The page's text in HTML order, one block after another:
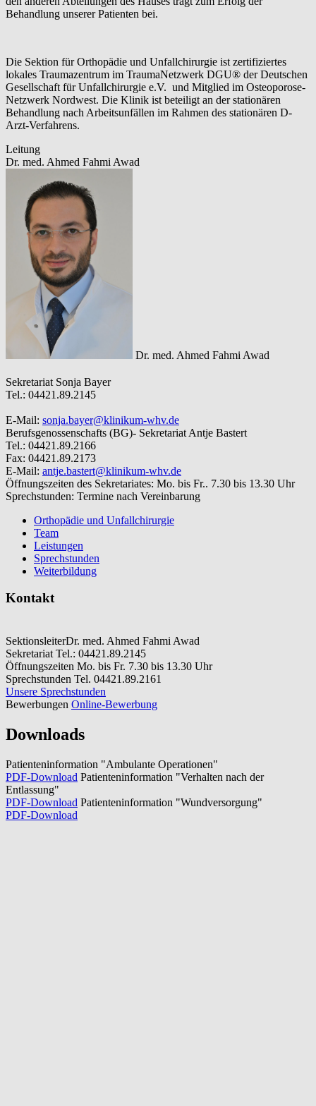
Behandlung unserer Patienten bei.
Die Sektion für Orthopädie und Unfallchirurgie ist zertifiziertes
lokales Traumazentrum im TraumaNetzwerk DGU® der Deutschen
Gesellschaft für Unfallchirurgie e.V. und Mitglied im Osteoporose-
Netzwerk Nordwest. Die Klinik ist beteiligt an der stationären
Behandlung nach Arbeitsunfällen im Rahmen des stationären D-
Arzt-Verfahrens.
Leitung
Dr. med. Ahmed Fahmi Awad
Dr. med. Ahmed Fahmi Awad
Sekretariat Sonja Bayer
Tel.: 04421.89.2145
E-Mail: sonja.bayer@klinikum-whv.de
Berufsgenossenschafts (BG)- Sekretariat Antje Bastert
Tel.: 04421.89.2166
Fax: 04421.89.2173
E-Mail: antje.bastert@klinikum-whv.de
Öffnungszeiten des Sekretariates: Mo. bis Fr.. 7.30 bis 13.30 Uhr
Sprechstunden: Termine nach Vereinbarung
Orthopädie und Unfallchirurgie
Team
Leistungen
Sprechstunden
Weiterbildung
Kontakt
SektionsleiterDr. med. Ahmed Fahmi Awad
Sekretariat Tel.: 04421.89.2145
Öffnungszeiten Mo. bis Fr. 7.30 bis 13.30 Uhr
Sprechstunden Tel. 04421.89.2161
Unsere Sprechstunden
Bewerbungen Online-Bewerbung
Downloads
Patienteninformation "Ambulante Operationen"
PDF-Download Patienteninformation "Verhalten nach der
Entlassung"
PDF-Download Patienteninformation "Wundversorgung"
PDF-Download